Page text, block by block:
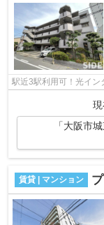
駅近3駅利用可！光イン
現
「大阪市
賃貸 | マンション